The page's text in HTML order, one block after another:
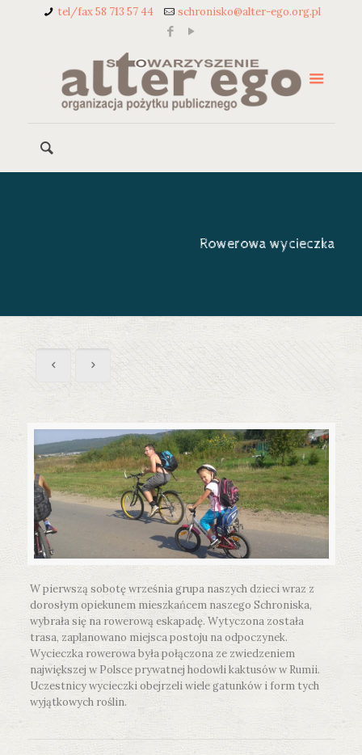
tel/fax 58 713 57 44 schronisko@alter-ego.org.pl
Rowerowa wycieczka
W pierwszą sobotę września grupa naszych dzieci wraz z
dorosłym opiekunem mieszkańcem naszego Schroniska,
wybrała się na rowerową eskapadę. Wytyczona została
trasa, zaplanowano miejsca postoju na odpoczynek.
Wycieczka rowerowa była połączona ze zwiedzeniem
największej w Polsce prywatnej hodowli kaktusów w Rumii.
Uczestnicy wycieczki obejrzeli wiele gatunków i form tych
wyjątkowych roślin.